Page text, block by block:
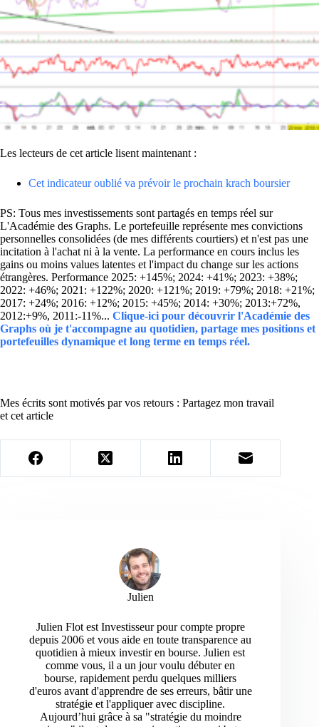
Les lecteurs de cet article lisent maintenant :
Cet indicateur oublié va prévoir le prochain krach boursier
PS: Tous mes investissements sont partagés en temps réel sur
L'Académie des Graphs. Le portefeuille représente mes convictions
personnelles consolidées (de mes différents courtiers) et n'est pas une
incitation à l'achat ni à la vente. La performance en cours inclus les
gains ou moins values latentes et l'impact du change sur les actions
étrangères. Performance 2025: +145%; 2024: +41%; 2023: +38%;
2022: +46%; 2021: +122%; 2020: +121%; 2019: +79%; 2018: +21%;
2017: +24%; 2016: +12%; 2015: +45%; 2014: +30%; 2013:+72%,
2012:+9%, 2011:-11%... Clique-ici pour découvrir l'Académie des
Graphs où je t'accompagne au quotidien, partage mes positions et
portefeuilles dynamique et long terme en temps réel.
Mes écrits sont motivés par vos retours : Partagez mon travail
et cet article
Julien
Julien Flot est Investisseur pour compte propre
depuis 2006 et vous aide en toute transparence au
quotidien à mieux investir en bourse. Julien est
comme vous, il a un jour voulu débuter en
bourse, rapidement perdu quelques milliers
d'euros avant d'apprendre de ses erreurs, bâtir une
stratégie et l'appliquer avec discipline.
Aujourd’hui grâce à sa "stratégie du moindre